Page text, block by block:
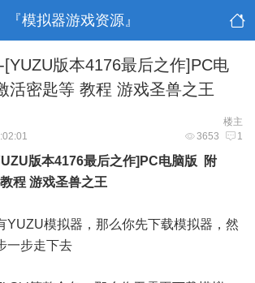
『模拟器游戏资源』
版本4176最后之作]PC电
活密匙等 教程 游戏圣兽之王
楼主
3653 1
版本4176最后之作]PC电脑版 附
程 游戏圣兽之王
YUZU模拟器，那么你先下载模拟器，然
一步走下去